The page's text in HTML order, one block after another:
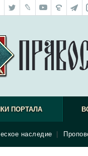
ПОРТАЛА
наследие